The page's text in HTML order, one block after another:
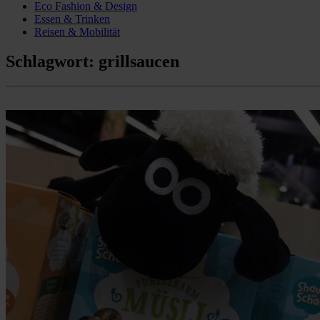
Eco Fashion & Design
Essen & Trinken
Reisen & Mobilität
Schlagwort: grillsaucen